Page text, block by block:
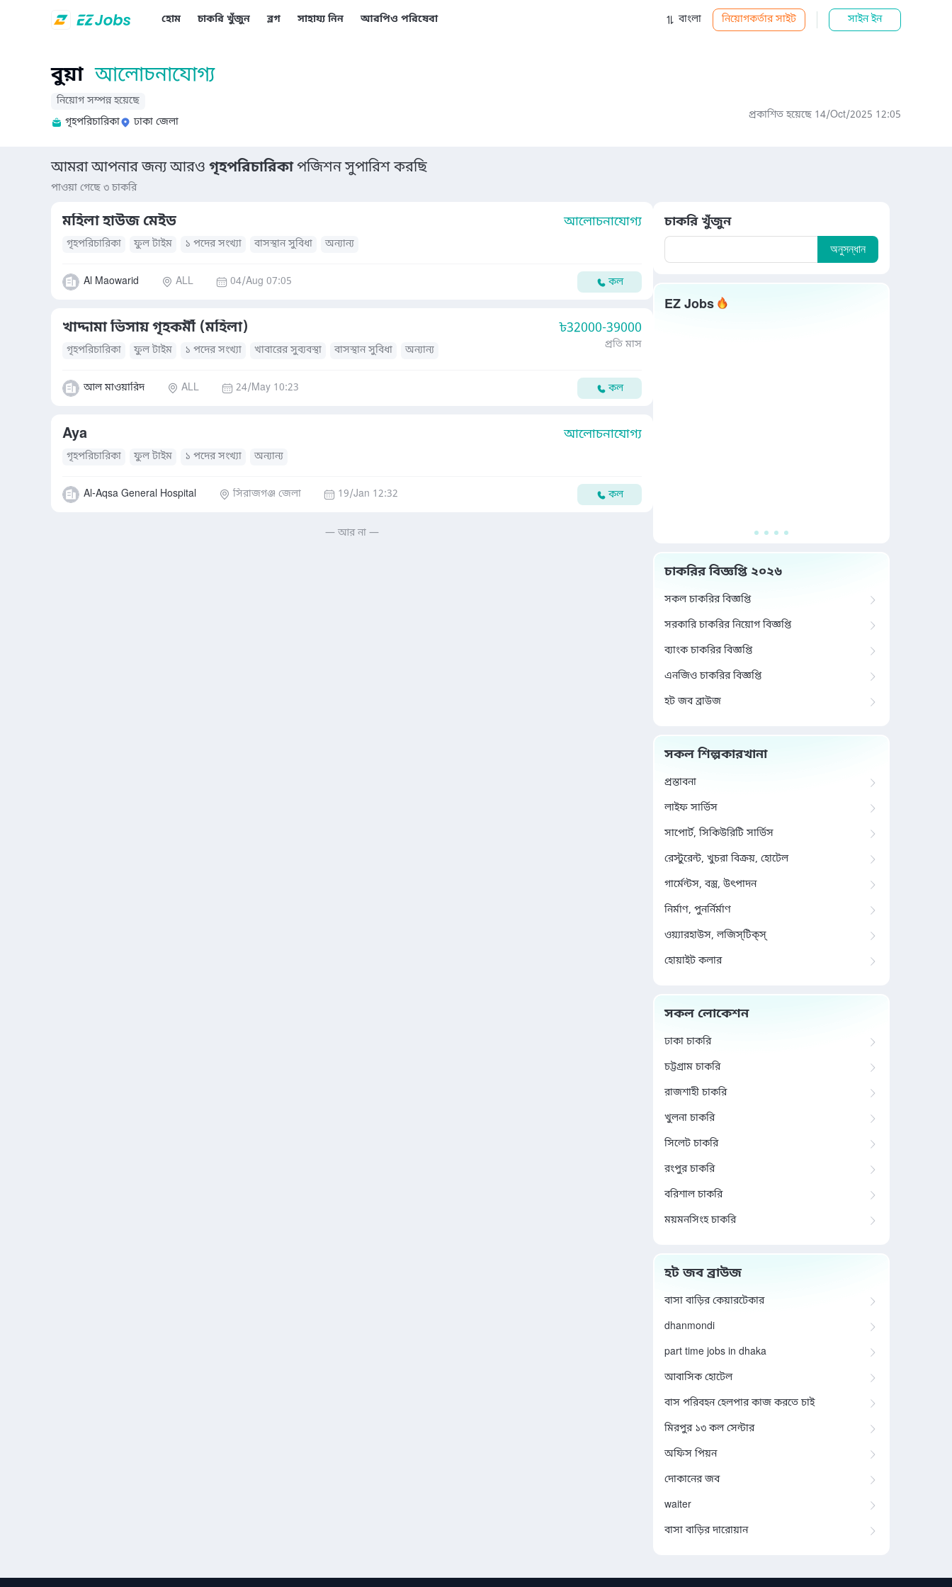
হোম চাকরি খুঁজুন ব্লগ সাহায্য নিন আরপিও পরিষেবা বাংলা নিয়োগকর্তার সাইট সাইন ইন
বুয়া আলোচনাযোগ্য
নিয়োগ সম্পন্ন হয়েছে
গৃহপরিচারিকা
ঢাকা জেলা
প্রকাশিত হয়েছে 14/Oct/2025 12:05
আমরা আপনার জন্য আরও গৃহপরিচারিকাপজিশন সুপারিশ করছি
পাওয়া গেছে ৩ চাকরি
মহিলা হাউজ মেইড আলোচনাযোগ্য
গৃহপরিচারিকা ফুল টাইম ১ পদের সংখ্যা বাসস্থান সুবিধা অন্যান্য
Al Maowarid ALL 04/Aug 07:05 কল
খাদ্দামা ভিসায় গৃহকর্মী (মহিলা) ৳32000-39000
গৃহপরিচারিকা ফুল টাইম ১ পদের সংখ্যা খাবারের সুব্যবস্থা বাসস্থান সুবিধা অন্যান্য প্রতি মাস
আল মাওয়ারিদ ALL 24/May 10:23 কল
Aya আলোচনাযোগ্য
গৃহপরিচারিকা ফুল টাইম ১ পদের সংখ্যা অন্যান্য
Al-Aqsa General Hospital সিরাজগঞ্জ জেলা 19/Jan 12:32 কল
— আর না —
চাকরি খুঁজুন
অনুসন্ধান
EZ Jobs
চাকরির বিজ্ঞপ্তি ২০২৬
সকল চাকরির বিজ্ঞপ্তি
সরকারি চাকরির নিয়োগ বিজ্ঞপ্তি
ব্যাংক চাকরির বিজ্ঞপ্তি
এনজিও চাকরির বিজ্ঞপ্তি
হট জব ব্রাউজ
সকল শিল্পকারখানা
প্রস্তাবনা
লাইফ সার্ভিস
সাপোর্ট, সিকিউরিটি সার্ভিস
রেস্টুরেন্ট, খুচরা বিক্রয়, হোটেল
গার্মেন্টস, বস্ত্র, উৎপাদন
নির্মাণ, পুনর্নির্মাণ
ওয়্যারহাউস, লজিস্‌টিক্‌স্‌
হোয়াইট কলার
সকল লোকেশন
ঢাকা চাকরি
চট্টগ্রাম চাকরি
রাজশাহী চাকরি
খুলনা চাকরি
সিলেট চাকরি
রংপুর চাকরি
বরিশাল চাকরি
ময়মনসিংহ চাকরি
হট জব ব্রাউজ
বাসা বাড়ির কেয়ারটেকার
dhanmondi
part time jobs in dhaka
আবাসিক হোটেল
বাস পরিবহন হেলপার কাজ করতে চাই
মিরপুর ১৩ কল সেন্টার
অফিস পিয়ন
দোকানের জব
waiter
বাসা বাড়ির দারোয়ান